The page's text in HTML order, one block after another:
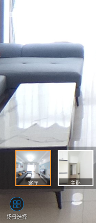
客厅 主卧
场景选择